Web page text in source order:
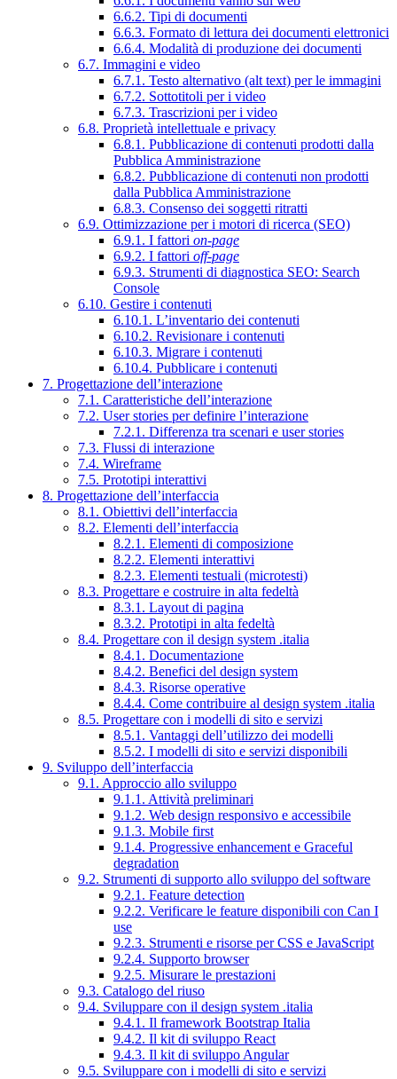
6.6.2. Tipi di documenti
6.6.3. Formato di lettura dei documenti elettronici
6.6.4. Modalità di produzione dei documenti
6.7. Immagini e video
6.7.1. Testo alternativo (alt text) per le immagini
6.7.2. Sottotitoli per i video
6.7.3. Trascrizioni per i video
6.8. Proprietà intellettuale e privacy
6.8.1. Pubblicazione di contenuti prodotti dalla
Pubblica Amministrazione
6.8.2. Pubblicazione di contenuti non prodotti
dalla Pubblica Amministrazione
6.8.3. Consenso dei soggetti ritratti
6.9. Ottimizzazione per i motori di ricerca (SEO)
6.9.1. I fattori on-page
6.9.2. I fattori off-page
6.9.3. Strumenti di diagnostica SEO: Search
Console
6.10. Gestire i contenuti
6.10.1. L’inventario dei contenuti
6.10.2. Revisionare i contenuti
6.10.3. Migrare i contenuti
6.10.4. Pubblicare i contenuti
7. Progettazione dell’interazione
7.1. Caratteristiche dell’interazione
7.2. User stories per definire l’interazione
7.2.1. Differenza tra scenari e user stories
7.3. Flussi di interazione
7.4. Wireframe
7.5. Prototipi interattivi
8. Progettazione dell’interfaccia
8.1. Obiettivi dell’interfaccia
8.2. Elementi dell’interfaccia
8.2.1. Elementi di composizione
8.2.2. Elementi interattivi
8.2.3. Elementi testuali (microtesti)
8.3. Progettare e costruire in alta fedeltà
8.3.1. Layout di pagina
8.3.2. Prototipi in alta fedeltà
8.4. Progettare con il design system .italia
8.4.1. Documentazione
8.4.2. Benefici del design system
8.4.3. Risorse operative
8.4.4. Come contribuire al design system .italia
8.5. Progettare con i modelli di sito e servizi
8.5.1. Vantaggi dell’utilizzo dei modelli
8.5.2. I modelli di sito e servizi disponibili
9. Sviluppo dell’interfaccia
9.1. Approccio allo sviluppo
9.1.1. Attività preliminari
9.1.2. Web design responsivo e accessibile
9.1.3. Mobile first
9.1.4. Progressive enhancement e Graceful
degradation
9.2. Strumenti di supporto allo sviluppo del software
9.2.1. Feature detection
9.2.2. Verificare le feature disponibili con Can I
use
9.2.3. Strumenti e risorse per CSS e JavaScript
9.2.4. Supporto browser
9.2.5. Misurare le prestazioni
9.3. Catalogo del riuso
9.4. Sviluppare con il design system .italia
9.4.1. Il framework Bootstrap Italia
9.4.2. Il kit di sviluppo React
9.4.3. Il kit di sviluppo Angular
9.5. Sviluppare con i modelli di sito e servizi